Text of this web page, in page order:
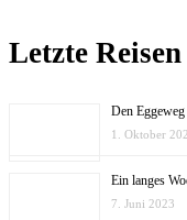
Letzte Reisen
Den
1. Oktober
Ein langes
7. Juni 2023